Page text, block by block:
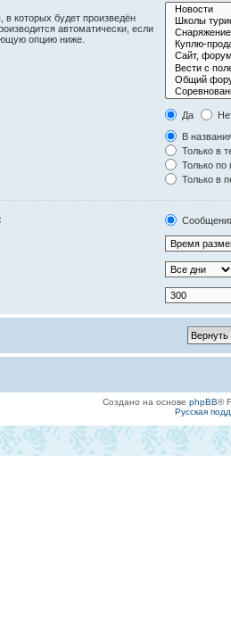
которых будет произведён
автоматически, если
опцию ниже.
Да
В
Только в
Только по
Только в
Создано на основе phpBB®
Русская